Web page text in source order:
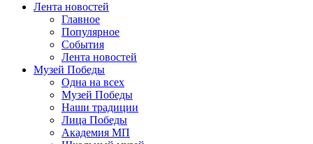
Лента новостей
Главное
Популярное
События
Лента новостей
Музей Победы
Одна на всех
Музей Победы
Наши традиции
Лица Победы
Академия МП